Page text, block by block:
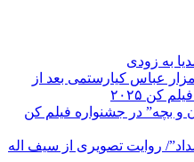
به زودی
عباس کیارستمی بعد از
کن ۲۰۲۵
و بچه” در جشنواره فیلم کن
روایت تصویری از سیف اله